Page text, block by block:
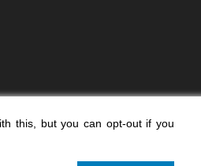
this, but you can opt-out if you